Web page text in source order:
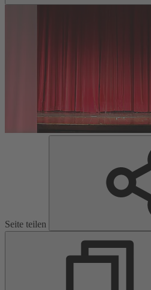
Seite teilen